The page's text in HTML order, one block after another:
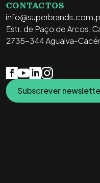
CONTACTOS
Estr. de Paço de Arcos,
2735-344 Agualva-
Subscrever